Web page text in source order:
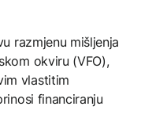
razmjenu mišljenja
okviru (VFO),
vlastitim
financiranju